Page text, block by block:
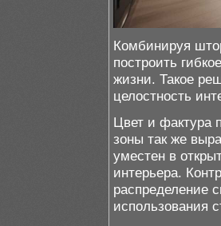
Комбинируя
построить
жизни. Такое
целостность
Цвет и фактура
зоны так же
уместен в
интерьера.
распределение
использования